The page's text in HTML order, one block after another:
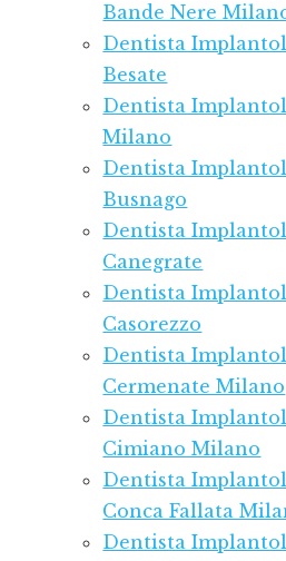
Bande Nere
Dentista
Besate
Dentista
Milano
Dentista
Busnago
Dentista
Canegrate
Dentista
Casorezzo
Dentista
Cermenate Milano
Dentista
Cimiano Milano
Dentista
Conca Fallata
Dentista